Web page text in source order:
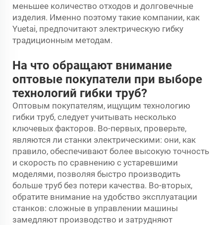
меньшее количество отходов и долговечные
изделия. Именно поэтому такие компании, как
Yuetai, предпочитают электрическую гибку
традиционным методам.
На что обращают внимание
оптовые покупатели при выборе
технологий гибки труб?
Оптовым покупателям, ищущим технологию
гибки труб, следует учитывать несколько
ключевых факторов. Во-первых, проверьте,
являются ли станки электрическими: они, как
правило, обеспечивают более высокую точность
и скорость по сравнению с устаревшими
моделями, позволяя быстро производить
больше труб без потери качества. Во-вторых,
обратите внимание на удобство эксплуатации
станков: сложные в управлении машины
замедляют производство и затрудняют